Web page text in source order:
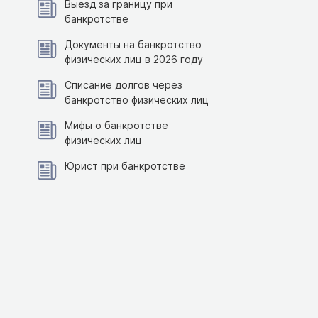
Выезд за границу при
банкротстве
Документы на банкротство
физических лиц в 2026 году
Списание долгов через
банкротство физических лиц
Мифы о банкротстве
физических лиц
Юрист при банкротстве